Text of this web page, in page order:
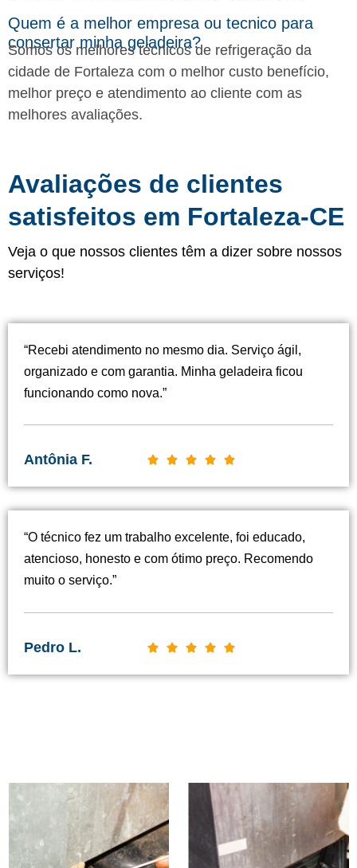
Quem é a melhor empresa ou tecnico para
consertar minha geladeira?
Somos os melhores técnicos de refrigeração da
cidade de Fortaleza com o melhor custo benefício,
melhor preço e atendimento ao cliente com as
melhores avaliações.
Avaliações de clientes
satisfeitos em Fortaleza-CE
Veja o que nossos clientes têm a dizer sobre nossos
serviços!
“Recebi atendimento no mesmo dia. Serviço ágil,
organizado e com garantia. Minha geladeira ficou
funcionando como nova.”
Antônia F.     C
s
i
d
o
“O técnico fez um trabalho excelente, foi educado,
atencioso, honesto e com ótimo preço. Recomendo
muito o serviço.”
Pedro L.     C
c
a
d